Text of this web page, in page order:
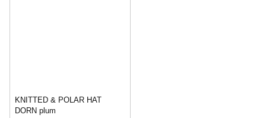
KNITTED & POLAR HAT
DORN plum